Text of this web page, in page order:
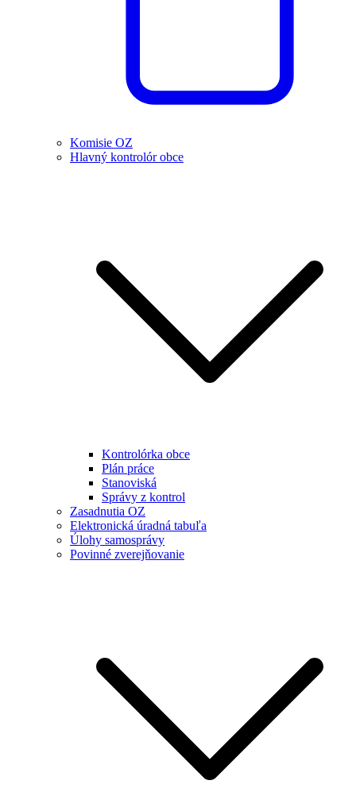
Komisie OZ
Hlavný kontrolór obce
Kontrolórka obce
Plán práce
Stanoviská
Správy z kontrol
Zasadnutia OZ
Elektronická úradná tabuľa
Úlohy samosprávy
Povinné zverejňovanie